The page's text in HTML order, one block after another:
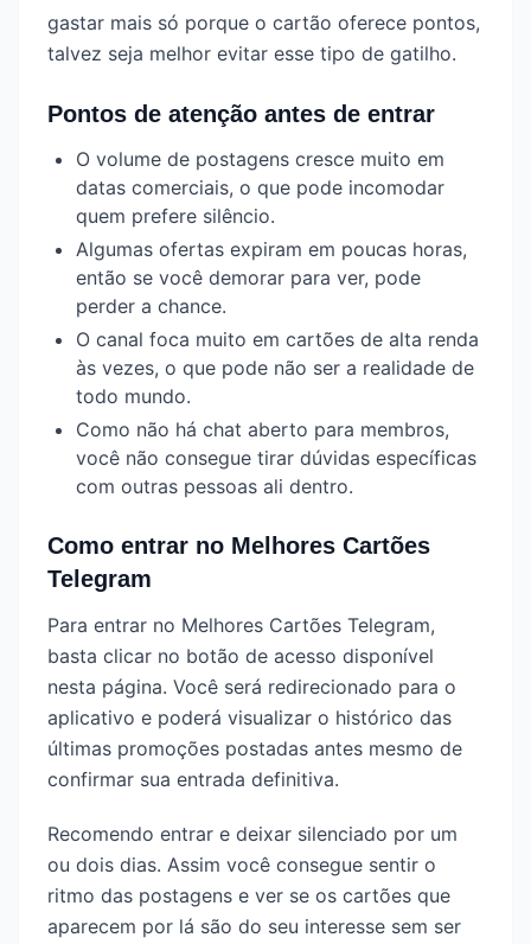
gastar mais só porque o cartão oferece pontos,
talvez seja melhor evitar esse tipo de gatilho.
Pontos de atenção antes de entrar
O volume de postagens cresce muito em
datas comerciais, o que pode incomodar
quem prefere silêncio.
Algumas ofertas expiram em poucas horas,
então se você demorar para ver, pode
perder a chance.
O canal foca muito em cartões de alta renda
às vezes, o que pode não ser a realidade de
todo mundo.
Como não há chat aberto para membros,
você não consegue tirar dúvidas específicas
com outras pessoas ali dentro.
Como entrar no Melhores Cartões
Telegram
Para entrar no Melhores Cartões Telegram,
basta clicar no botão de acesso disponível
nesta página. Você será redirecionado para o
aplicativo e poderá visualizar o histórico das
últimas promoções postadas antes mesmo de
confirmar sua entrada definitiva.
Recomendo entrar e deixar silenciado por um
ou dois dias. Assim você consegue sentir o
ritmo das postagens e ver se os cartões que
aparecem por lá são do seu interesse sem ser